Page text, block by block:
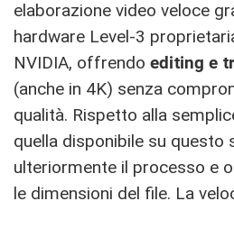
elaborazione video veloce
hardware Level-3
NVIDIA, offrendo editing e
(anche in 4K) senza
qualità. Rispetto alla
quella disponibile su questo
ulteriormente il processo e
le dimensioni del file. La